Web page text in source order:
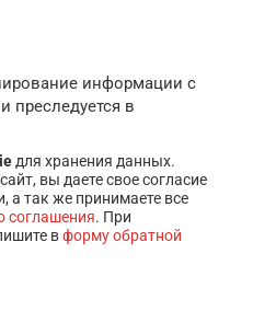
информации с
и преследуется в
для хранения данных.
вы даете свое согласие
а так же принимаете все
соглашения. При
вформу обратной